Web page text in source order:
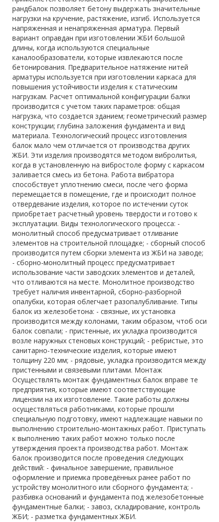
рандбалок позволяет бетону выдержать значительные
нагрузки на кручение, растяжение, изгиб. Используется
напряженная и ненапряженная арматура. Первый
вариант оправдан при изготовлении ЖБИ большой
длины, когда используются специальные
каналообразователи, которые извлекаются после
бетонирования. Предварительное натяжение нитей
арматуры используется при изготовлении каркаса для
повышения устойчивости изделия к статическим
нагрузкам. Расчет оптимальной конфигурации балки
производится с учетом таких параметров: общая
нагрузка, что создается зданием; геометрический размер
конструкции; глубина заложения фундамента и вид
материала. Технологический процесс изготовления
балок мало чем отличается от производства других
ЖБИ. Эти изделия производятся методом вибролитья,
когда в установленную на вибростоле форму с каркасом
заливается смесь из бетона. Работа вибратора
способствует уплотнению смеси, после чего форма
перемещается в помещение, где и происходит полное
отвердевание изделия, которое по истечении суток
приобретает расчетный уровень твердости и готово к
эксплуатации. Виды технологического процесса: -
монолитный способ предусматривает отливание
элементов на строительной площадке; - сборный способ
производится путем сборки элемента из ЖБИ на заводе;
- сборно-монолитный процесс предусматривает
использование части заводских элементов и деталей,
что отливаются на месте. Монолитное производство
требует наличия инвентарной, сборно-разборной
опалубки, которая облегчает разопалубливание. Типы
балок из железобетона: - связные, их установка
производится между колонами, таким образом, чтоб оси
балок совпали; - пристенные, их укладка производится
возле наружных стеновых конструкций; - ребристые, это
санитарно-технические изделия, которые имеют
толщину 220 мм; - рядовые, укладка производится между
пристенными и связевыми плитами. Монтаж
Осуществлять монтаж фундаментных балок вправе те
предприятия, которые имеют соответствующие
лицензии на их изготовление. Такие работы должны
осуществляться работниками, которые прошли
специальную подготовку, имеют надлежащие навыки по
выполнению строительно-монтажных работ. Приступать
к выполнению таких работ можно только после
утверждения проекта производства работ. Монтаж
балок производится после проведения следующих
действий: - финальное завершение, правильное
оформление и приемка проведённых ранее работ по
устройству монолитного или сборного фундамента; -
разбивка оснований и фундамента под железобетонные
фундаментные балки; - завоз, складирование, контроль
ЖБИ; - разметка фундаментных ЖБИ.